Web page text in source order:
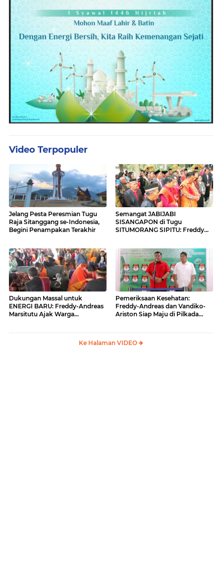
Video Terpopuler
Jelang Pesta Peresmian Tugu
Raja Sitanggang se-Indonesia,
Begini Penampakan Terakhir
Semangat JABIJABI
SISANGAPON di Tugu
SITUMORANG SIPITU: Freddy
Dukungan Massal untuk
ENERGI BARU: Freddy-Andreas
Marsitutu Ajak Warga
Pemeriksaan Kesehatan:
Freddy-Andreas dan Vandiko-
Ariston Siap Maju di Pilkada
Ke Halaman VIDEO